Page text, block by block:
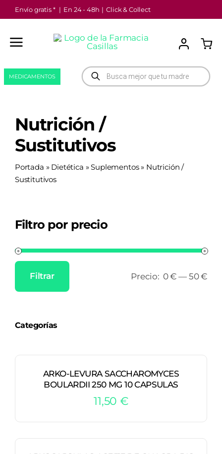
Saltar
al
contenido
Envío gratis * | En 24 - 48h | Click & Collect
Búsqueda
de
productos
MEDICAMENTOS
Nutrición /
Sustitutivos
Portada » Dietética »Suplementos» Nutrición /
Sustitutivos
Filtro por precio
Filtrar Precio: 0 € — 50 €
Categorías
ARKO-LEVURA SACCHAROMYCES
BOULARDII 250 MG 10 CAPSULAS
11,50 €